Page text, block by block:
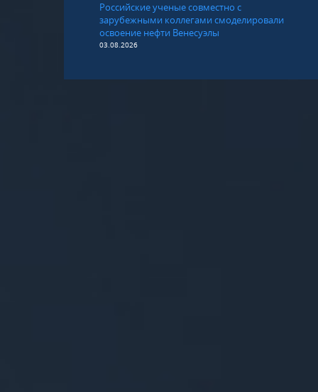
Российские ученые совместно с
зарубежными коллегами смоделировали
освоение нефти Венесуэлы
03.08.2026